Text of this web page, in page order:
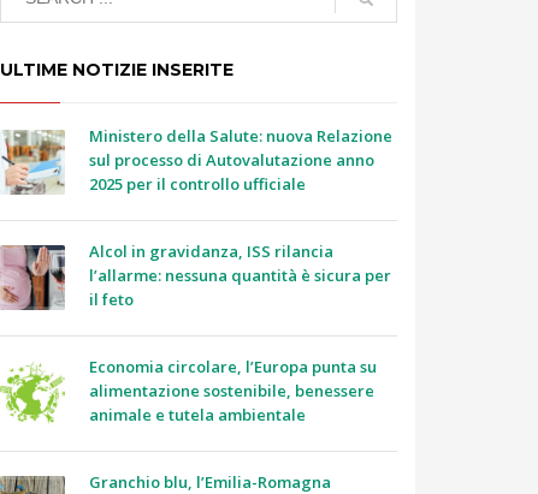
ULTIME NOTIZIE INSERITE
Ministero della Salute: nuova Relazione
sul processo di Autovalutazione anno
2025 per il controllo ufficiale
Alcol in gravidanza, ISS rilancia
l’allarme: nessuna quantità è sicura per
il feto
Economia circolare, l’Europa punta su
alimentazione sostenibile, benessere
animale e tutela ambientale
Granchio blu, l’Emilia-Romagna